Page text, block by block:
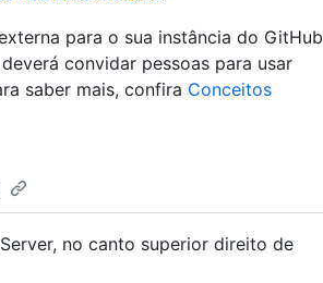
para o sua instância do GitHub
convidar pessoas para usar
saber mais, confira Conceitos
no canto superior direito de